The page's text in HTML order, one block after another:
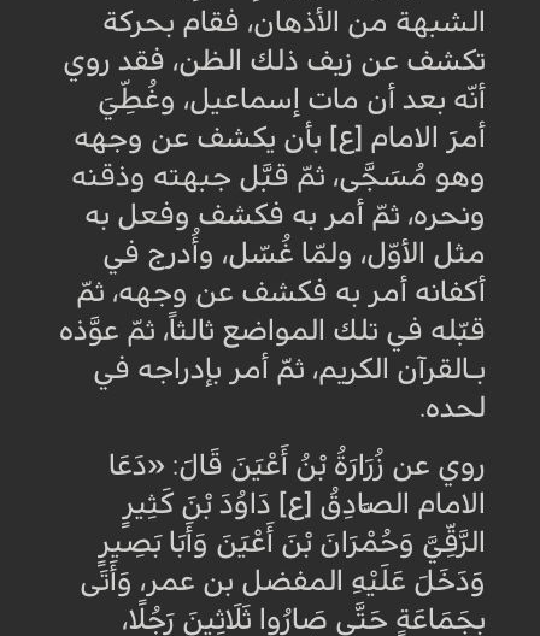
الشبهة من الأذهان، فقام بحركة
تكشف عن زيف ذلك الظن، فقد روي
أنّه بعد أن مات إسماعيل، وغُطِّيَ
أمرَ الامام [ع] بأن يكشف عن وجهه
وهو مُسَجَّى، ثمّ قبَّل جبهته وذقنه
ونحره، ثمّ أمر به فكشف وفعل به
مثل الأوّل، ولمّا غُسّل، وأُدرج في
أكفانه أمر به فكشف عن وجهه، ثمّ
قبّله في تلك المواضع ثالثاً، ثمّ عوَّذه
بـالقرآن الكريم، ثمّ أمر بإدراجه في
لحده.
روي عن زُرَارَةُ بْنُ أَعْيَنَ قَالَ: «دَعَا
الامام الصَّادِقُ [ع] دَاوُدَ بْنَ كَثِيرٍ
الرَّقِّيَّ وَحُمْرَانَ بْنَ أَعْيَنَ وَأَبَا بَصِيرٍ
وَدَخَلَ عَلَيْهِ المفضل بن عمر، وَأَتَى
بِجَمَاعَةٍ حَتَّى صَارُوا ثَلَاثِينَ رَجُلًا،